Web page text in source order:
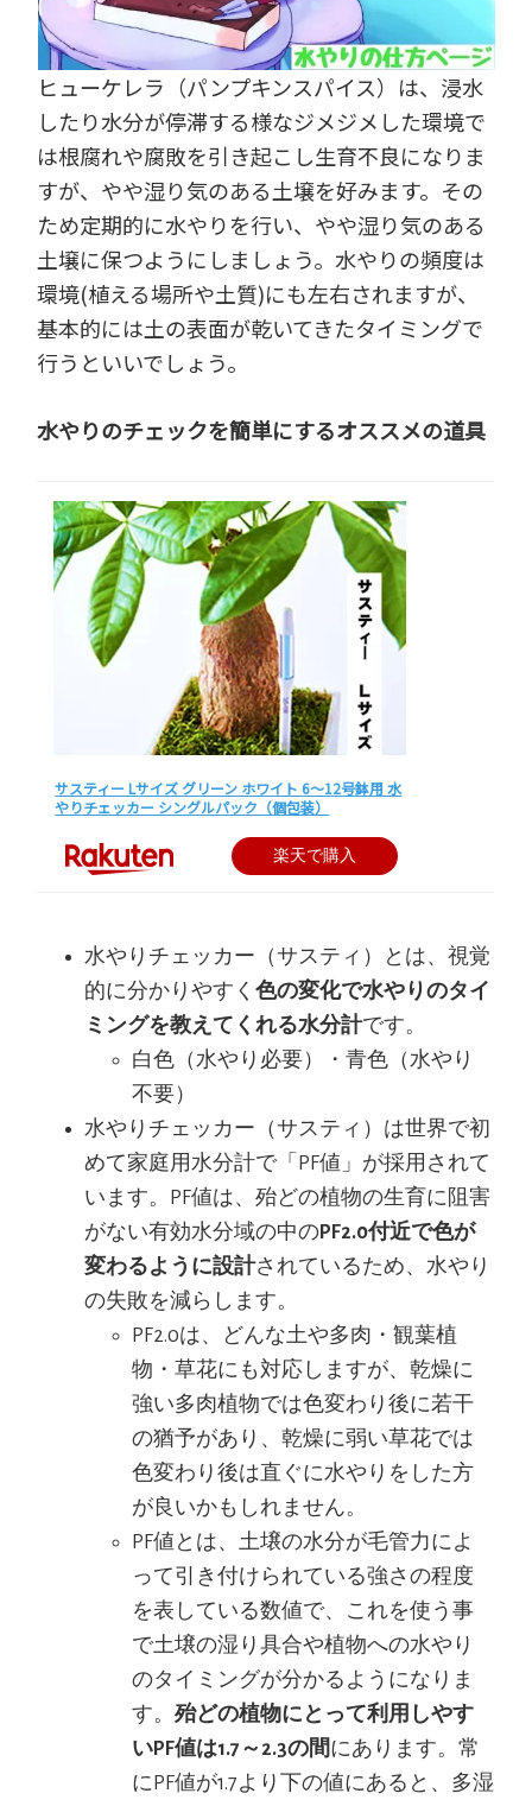
ヒューケレラ（パンプキンスパイス）は、浸水
したり水分が停滞する様なジメジメした環境で
は根腐れや腐敗を引き起こし生育不良になりま
すが、やや湿り気のある土壌を好みます。その
ため定期的に水やりを行い、やや湿り気のある
土壌に保つようにしましょう。水やりの頻度は
環境(植える場所や土質)にも左右されますが、
基本的には土の表面が乾いてきたタイミングで
行うといいでしょう。
水やりのチェックを簡単にするオススメの道具
サスティー Lサイズ グリーン ホワイト 6〜12号鉢用 水
やりチェッカー シングルパック（個包装）
楽天で購入
水やりチェッカー（サスティ）とは、視覚
的に分かりやすく色の変化で水やりのタイ
ミングを教えてくれる水分計です。
白色（水やり必要）・青色（水やり
不要）
水やりチェッカー（サスティ）は世界で初
めて家庭用水分計で「PF値」が採用されて
います。PF値は、殆どの植物の生育に阻害
がない有効水分域の中のPF2.0付近で色が
変わるように設計されているため、水やり
の失敗を減らします。
PF2.0は、どんな土や多肉・観葉植
物・草花にも対応しますが、乾燥に
強い多肉植物では色変わり後に若干
の猶予があり、乾燥に弱い草花では
色変わり後は直ぐに水やりをした方
が良いかもしれません。
PF値とは、土壌の水分が毛管力によ
って引き付けられている強さの程度
を表している数値で、これを使う事
で土壌の湿り具合や植物への水やり
のタイミングが分かるようになりま
す。殆どの植物にとって利用しやす
いPF値は1.7～2.3の間にあります。常
にPF値が1.7より下の値にあると、多湿